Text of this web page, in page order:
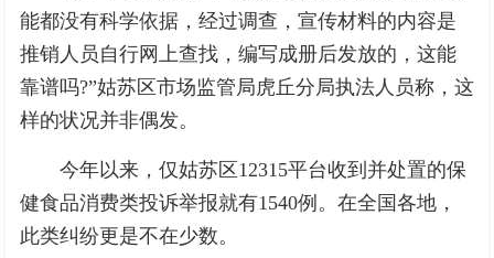
能都没有科学依据，经过调查，宣传材料的内容是
推销人员自行网上查找，编写成册后发放的，这能
靠谱吗?”姑苏区市场监管局虎丘分局执法人员称，这
样的状况并非偶发。
今年以来，仅姑苏区12315平台收到并处置的保
健食品消费类投诉举报就有1540例。在全国各地，
此类纠纷更是不在少数。